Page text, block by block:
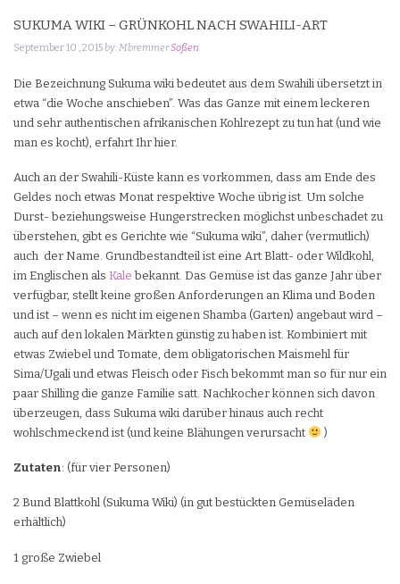
SUKUMA WIKI – GRÜNKOHL NACH SWAHILI-ART
September 10 , 2015by: MbremmerSoßen
Die Bezeichnung Sukuma wiki bedeutet aus dem Swahili übersetzt in
etwa “die Woche anschieben”. Was das Ganze mit einem leckeren
und sehr authentischen afrikanischen Kohlrezept zu tun hat (und wie
man es kocht), erfahrt Ihr hier.
Auch an der Swahili-Küste kann es vorkommen, dass am Ende des
Geldes noch etwas Monat respektive Woche übrig ist. Um solche
Durst- beziehungsweise Hungerstrecken möglichst unbeschadet zu
überstehen, gibt es Gerichte wie “Sukuma wiki”, daher (vermutlich)
auch der Name. Grundbestandteil ist eine Art Blatt- oder Wildkohl,
im Englischen als Kale bekannt. Das Gemüse ist das ganze Jahr über
verfügbar, stellt keine großen Anforderungen an Klima und Boden
und ist – wenn es nicht im eigenen Shamba (Garten) angebaut wird –
auch auf den lokalen Märkten günstig zu haben ist. Kombiniert mit
etwas Zwiebel und Tomate, dem obligatorischen Maismehl für
Sima/Ugali und etwas Fleisch oder Fisch bekommt man so für nur ein
paar Shilling die ganze Familie satt. Nachkocher können sich davon
überzeugen, dass Sukuma wiki darüber hinaus auch recht
wohlschmeckend ist (und keine Blähungen verursacht
)
Zutaten: (für vier Personen)
2 Bund Blattkohl (Sukuma Wiki) (in gut bestückten Gemüseläden
erhältlich)
1 große Zwiebel